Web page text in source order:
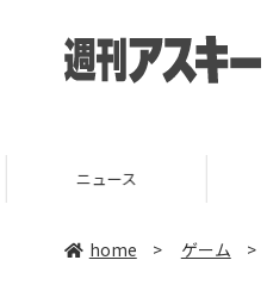
ニュース
home > ゲーム >